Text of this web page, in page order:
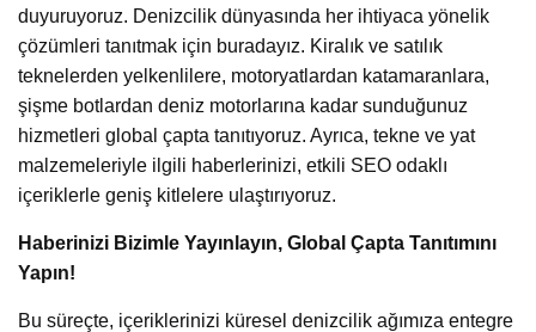
duyuruyoruz. Denizcilik dünyasında her ihtiyaca yönelik
çözümleri tanıtmak için buradayız. Kiralık ve satılık
teknelerden yelkenlilere, motoryatlardan katamaranlara,
şişme botlardan deniz motorlarına kadar sunduğunuz
hizmetleri global çapta tanıtıyoruz. Ayrıca, tekne ve yat
malzemeleriyle ilgili haberlerinizi, etkili SEO odaklı
içeriklerle geniş kitlelere ulaştırıyoruz.
Haberinizi Bizimle Yayınlayın, Global Çapta Tanıtımını
Yapın!
Bu süreçte, içeriklerinizi küresel denizcilik ağımıza entegre